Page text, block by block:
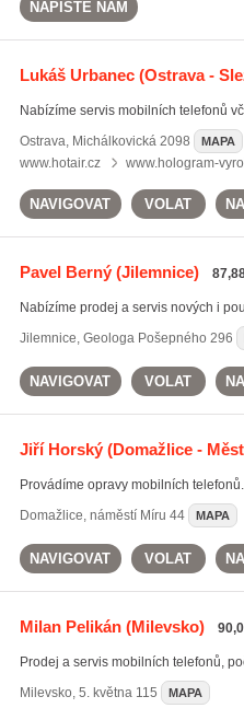
NAPIŠTE NÁM
Lukáš Urbanec(Ostrava -
Nabízíme servis mobilních telefonů
Ostrava, Michálkovická 2098 MAPA
www.hotair.cz www.hologram-
NAVIGOVAT VOLAT
Pavel Berný(Jilemnice)
Nabízíme prodej a servis nových i
Jilemnice, Geologa Pošepného 296
NAVIGOVAT VOLAT
Jiří Horský(Domažlice -
Provádíme opravy mobilních telefonů.
Domažlice, náměstí Míru 44 MAPA
NAVIGOVAT VOLAT
Milan Pelikán(Milevsko)
Prodej a servis mobilních telefonů,
Milevsko, 5. května 115 MAPA